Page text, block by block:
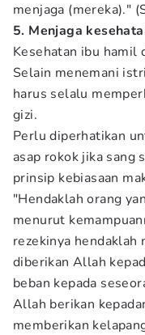
menjaga (mereka)."
5. Menjaga
Kesehatan ibu hamil
Selain menemani
harus selalu
gizi.
Perlu diperhatikan
asap rokok jika sang
prinsip kebiasaan
"Hendaklah orang
menurut
rezekinya hendaklah
diberikan Allah
beban kepada
Allah berikan
memberikan